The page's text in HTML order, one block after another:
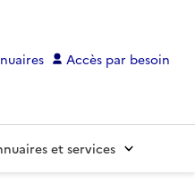
Accès par besoin
et services